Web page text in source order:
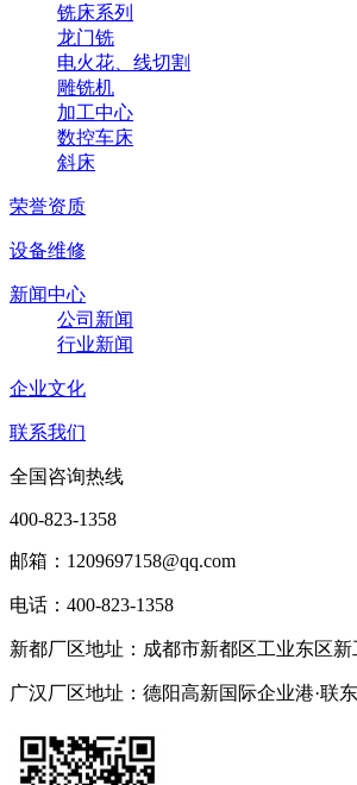
铣床系列
龙门铣
电火花、线切割
雕铣机
加工中心
数控车床
斜床
荣誉资质
设备维修
新闻中心
公司新闻
行业新闻
企业文化
联系我们
全国咨询热线
400-823-1358
邮箱：1209697158@qq.com
电话：400-823-1358
新都厂区地址：成都市新都区工业东区新
广汉厂区地址：德阳高新国际企业港·联